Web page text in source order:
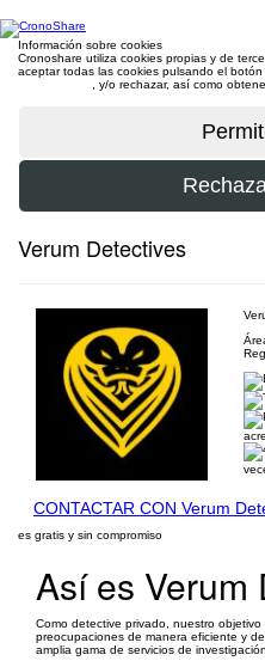
Información sobre cookies
Cronoshare utiliza cookies propias y de
aceptar todas las cookies pulsando el botón
, y/o rechazar, así como
Verum Detectives
CONTACTAR CON Verum
es gratis y sin compromiso
Así es Verum
Como detective privado, nuestro
preocupaciones de manera eficiente y
amplia gama de servicios de